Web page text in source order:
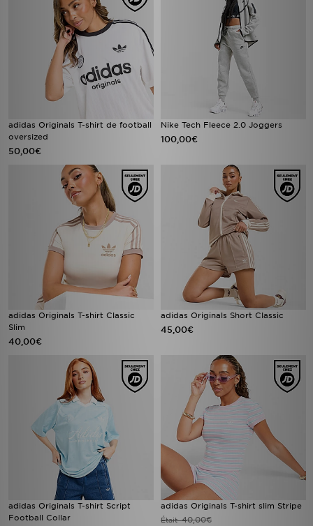
adidas Originals T-shirt de football
oversized
50,00€
Nike Tech Fleece 2.0 Joggers
100,00€
adidas Originals T-shirt Classic
Slim
40,00€
adidas Originals Short Classic
45,00€
adidas Originals T-shirt Script
Football Collar
adidas Originals T-shirt slim Stripe
Était40,00€